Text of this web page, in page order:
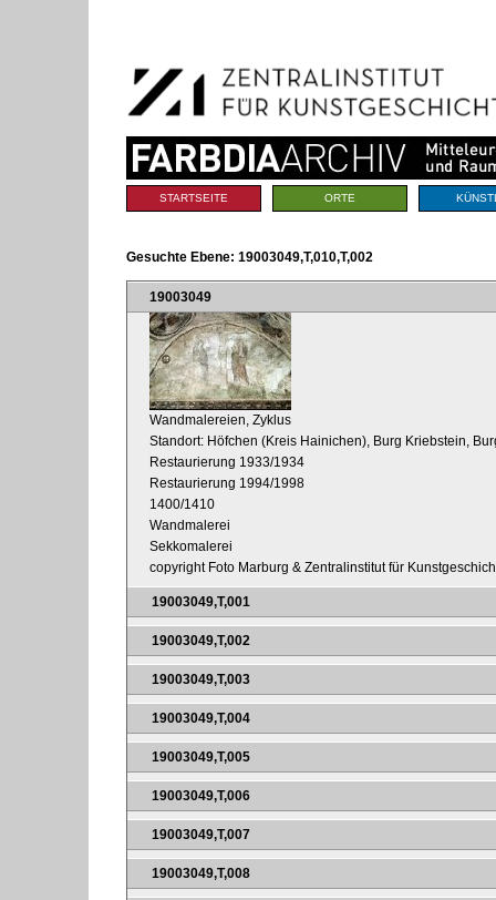
Navigation
Sektionen
STARTSEITE ORTE
Gesuchte Ebene: 19003049,T,010,T,002
19003049
Wandmalereien, Zyklus
Standort: Höfchen (Kreis Hainichen), Burg Kriebstein,
Restaurierung 1933/1934
Restaurierung 1994/1998
1400/1410
Wandmalerei
Sekkomalerei
copyright Foto Marburg & Zentralinstitut für
19003049,T,001
19003049,T,002
19003049,T,003
19003049,T,004
19003049,T,005
19003049,T,006
19003049,T,007
19003049,T,008